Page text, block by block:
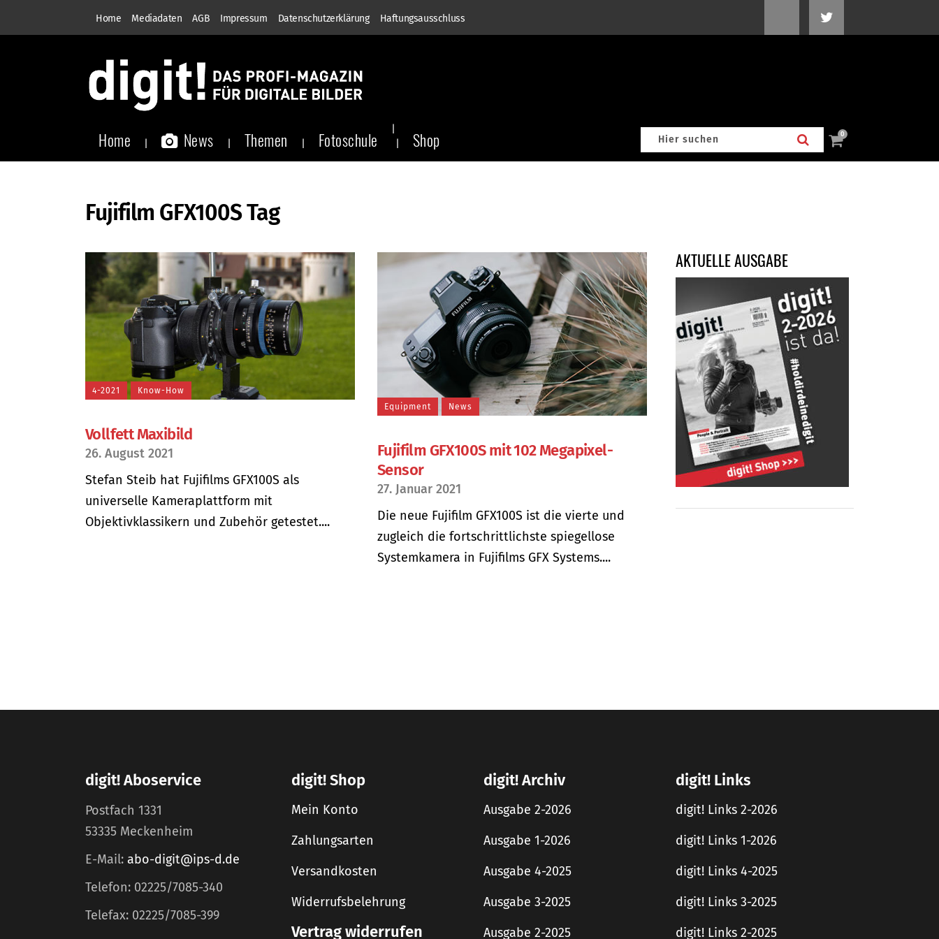
Home Mediadaten AGB Impressum Datenschutzerklärung Haftungsausschluss
Home News Themen Fotoschule Shop 0
Fujifilm GFX100S Tag
4-2021 Know-How
Vollfett Maxibild
26. August 2021
Stefan Steib hat Fujifilms GFX100S als
universelle Kameraplattform mit
Objektivklassikern und Zubehör getestet....
Equipment News
Fujifilm GFX100S mit 102 Megapixel-
Sensor
27. Januar 2021
Die neue Fujifilm GFX100S ist die vierte und
zugleich die fortschrittlichste spiegellose
Systemkamera in Fujifilms GFX Systems....
AKTUELLE AUSGABE
digit! Aboservice
Postfach 1331
53335 Meckenheim
E-Mail: abo-digit@ips-d.de
Telefon: 02225/7085-340
Telefax: 02225/7085-399
digit! Shop
Mein Konto
Zahlungsarten
Versandkosten
Widerrufsbelehrung
Vertrag widerrufen
digit! Archiv
Ausgabe 2-2026
Ausgabe 1-2026
Ausgabe 4-2025
Ausgabe 3-2025
Ausgabe 2-2025
digit! Links
digit! Links 2-2026
digit! Links 1-2026
digit! Links 4-2025
digit! Links 3-2025
digit! Links 2-2025